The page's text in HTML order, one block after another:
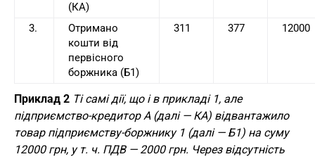
(КА)
3.
Отримано
кошти від
первісного
боржника (Б1)
311 377 12000
Приклад 2 Ті самі дії, що і в прикладі 1, але
підприємство-кредитор А (далі — КА) відвантажило
товар підприємству-боржнику 1 (далі — Б1) на суму
12000 грн, у т. ч. ПДВ — 2000 грн. Через відсутність